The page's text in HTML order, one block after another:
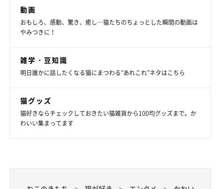
動画
おもしろ、感動、驚き、癒し…猫たちのちょっとした瞬間の動画は
やみつきに！
雑学・豆知識
明日誰かに話したくなる猫にまつわる”あれこれ”ネタはこちら
猫グッズ
猫好きならチェックしておきたい猫雑貨から100均グッズまで。か
わいい集まってます